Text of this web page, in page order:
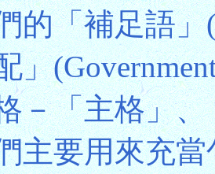
的「補足語
」
－「主格」
主要用來充